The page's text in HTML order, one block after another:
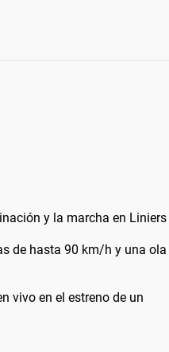
y la marcha en Liniers
de hasta 90 km/h y una ola
vivo en el estreno de un